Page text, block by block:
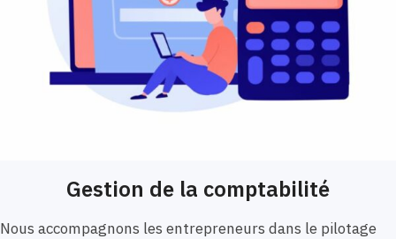
Gestion de la comptabilité
Nous accompagnons les entrepreneurs dans le pilotage